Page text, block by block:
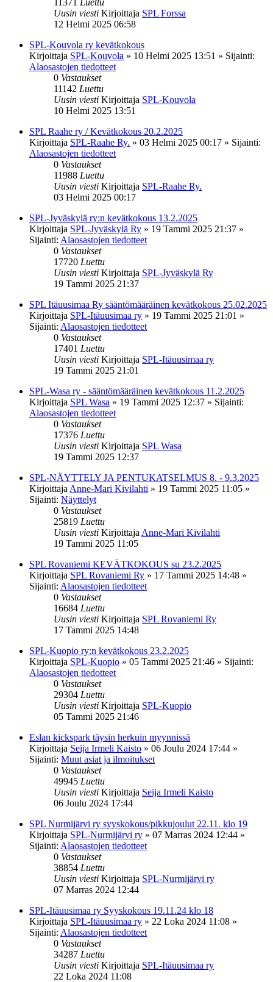
Uusin viesti Kirjoittaja SPL Forssa
12 Helmi 2025 06:58
SPL-Kouvola ry kevätkokous
Kirjoittaja SPL-Kouvola » 10 Helmi 2025 13:51 » Sijainti:
Alaosastojen tiedotteet
0 Vastaukset
11142 Luettu
Uusin viesti Kirjoittaja SPL-Kouvola
10 Helmi 2025 13:51
SPL Raahe ry / Kevätkokous 20.2.2025
Kirjoittaja SPL-Raahe Ry. » 03 Helmi 2025 00:17 » Sijainti:
Alaosastojen tiedotteet
0 Vastaukset
11988 Luettu
Uusin viesti Kirjoittaja SPL-Raahe Ry.
03 Helmi 2025 00:17
SPL-Jyväskylä ry:n kevätkokous 13.2.2025
Kirjoittaja SPL-Jyväskylä Ry » 19 Tammi 2025 21:37 »
Sijainti: Alaosastojen tiedotteet
0 Vastaukset
17720 Luettu
Uusin viesti Kirjoittaja SPL-Jyväskylä Ry
19 Tammi 2025 21:37
SPL Itäuusimaa Ry sääntömääräinen kevätkokous 25.02.2025
Kirjoittaja SPL-Itäuusimaa ry » 19 Tammi 2025 21:01 »
Sijainti: Alaosastojen tiedotteet
0 Vastaukset
17401 Luettu
Uusin viesti Kirjoittaja SPL-Itäuusimaa ry
19 Tammi 2025 21:01
SPL-Wasa ry - sääntömääräinen kevätkokous 11.2.2025
Kirjoittaja SPL Wasa » 19 Tammi 2025 12:37 » Sijainti:
Alaosastojen tiedotteet
0 Vastaukset
17376 Luettu
Uusin viesti Kirjoittaja SPL Wasa
19 Tammi 2025 12:37
SPL-NÄYTTELY JA PENTUKATSELMUS 8. - 9.3.2025
Kirjoittaja Anne-Mari Kivilahti » 19 Tammi 2025 11:05 »
Sijainti: Näyttelyt
0 Vastaukset
25819 Luettu
Uusin viesti Kirjoittaja Anne-Mari Kivilahti
19 Tammi 2025 11:05
SPL Rovaniemi KEVÄTKOKOUS su 23.2.2025
Kirjoittaja SPL Rovaniemi Ry » 17 Tammi 2025 14:48 »
Sijainti: Alaosastojen tiedotteet
0 Vastaukset
16684 Luettu
Uusin viesti Kirjoittaja SPL Rovaniemi Ry
17 Tammi 2025 14:48
SPL-Kuopio ry:n kevätkokous 23.2.2025
Kirjoittaja SPL-Kuopio » 05 Tammi 2025 21:46 » Sijainti:
Alaosastojen tiedotteet
0 Vastaukset
29304 Luettu
Uusin viesti Kirjoittaja SPL-Kuopio
05 Tammi 2025 21:46
Eslan kickspark täysin herkuin myynnissä
Kirjoittaja Seija Irmeli Kaisto » 06 Joulu 2024 17:44 »
Sijainti: Muut asiat ja ilmoitukset
0 Vastaukset
49945 Luettu
Uusin viesti Kirjoittaja Seija Irmeli Kaisto
06 Joulu 2024 17:44
SPL Nurmijärvi ry syyskokous/pikkujoulut 22.11. klo 19
Kirjoittaja SPL-Nurmijärvi ry » 07 Marras 2024 12:44 »
Sijainti: Alaosastojen tiedotteet
0 Vastaukset
38854 Luettu
Uusin viesti Kirjoittaja SPL-Nurmijärvi ry
07 Marras 2024 12:44
SPL-Itäuusimaa ry Syyskokous 19.11.24 klo 18
Kirjoittaja SPL-Itäuusimaa ry » 22 Loka 2024 11:08 »
Sijainti: Alaosastojen tiedotteet
0 Vastaukset
34287 Luettu
Uusin viesti Kirjoittaja SPL-Itäuusimaa ry
22 Loka 2024 11:08